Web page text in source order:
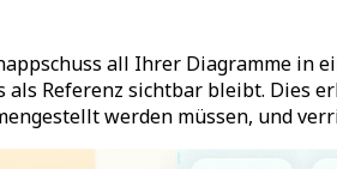
all Ihrer Diagramme in
als Referenz sichtbar bleibt. Dies
werden müssen, und